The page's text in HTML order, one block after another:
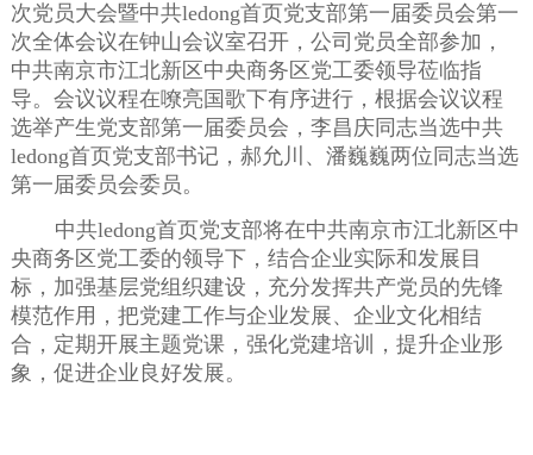
次党员大会暨中共ledong首页党支部第一届委员会第一
次全体会议在钟山会议室召开，公司党员全部参加，
中共南京市江北新区中央商务区党工委领导莅临指
导。会议议程在嘹亮国歌下有序进行，根据会议议程
选举产生党支部第一届委员会，李昌庆同志当选中共
ledong首页党支部书记，郝允川、潘巍巍两位同志当选
第一届委员会委员。
中共ledong首页党支部将在中共南京市江北新区中
央商务区党工委的领导下，结合企业实际和发展目
标， 加强基层党组织建设，充分发挥共产党员的先锋
模范作用， 把党建工作与企业发展、企业文化相结
合，定期开展主题党课，强化党建培训，提升企业形
象，促进企业良好发展。